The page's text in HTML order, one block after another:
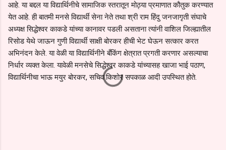
आहे. या बद्दल या विद्यार्थिनीचे सामाजिक स्तरातून मोठ्या प्रमाणात कौतुक करण्यात
येत आहे. ही बातमी मनसे विद्यार्थी सेना नेते तथा श्री राम हिंदु जनजागृती संघाचे
अध्यक्ष सिद्धेश्वर काकडे यांच्या कानावर पडली असताना त्यांनी वाशिल जिल्ह्यातील
रिसोड येथे जाऊन गुणी विद्यार्थी साक्षी बोरकर हीची भेट घेऊन सत्कार करत
अभिनंदन केले. या वेळी या विद्यार्थिनीने बँकिंग क्षेत्रात प्रगती करणार असल्याचा
निर्धार व्यक्त केला. यावेळी मनसेचे सिद्धेश्वर काकडे यांच्यासह खाजा भाई पठाण,
विद्यार्थिनीचा भाऊ मयुर बोरकर, सचिव किशोर सपकाळ आदी उपस्थित होते.